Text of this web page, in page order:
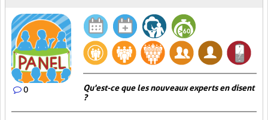
0
Qu'est-ce que les nouveaux experts en disent
?